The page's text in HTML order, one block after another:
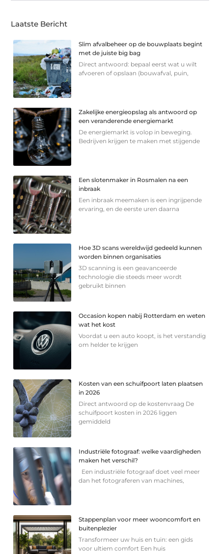
Laatste Bericht
Slim afvalbeheer op de bouwplaats begint
met de juiste big bag
Direct antwoord: bepaal eerst wat u wilt
afvoeren of opslaan (bouwafval, puin,
Zakelijke energieopslag als antwoord op
een veranderende energiemarkt
De energiemarkt is volop in beweging.
Bedrijven krijgen te maken met stijgende
Een slotenmaker in Rosmalen na een
inbraak
Een inbraak meemaken is een ingrijpende
ervaring, en de eerste uren daarna
Hoe 3D scans wereldwijd gedeeld kunnen
worden binnen organisaties
3D scanning is een geavanceerde
technologie die steeds meer wordt
gebruikt binnen
Occasion kopen nabij Rotterdam en weten
wat het kost
Voordat u een auto koopt, is het verstandig
om helder te krijgen
Kosten van een schuifpoort laten plaatsen
in 2026
Direct antwoord op de kostenvraag De
schuifpoort kosten in 2026 liggen
gemiddeld
Industriële fotograaf: welke vaardigheden
maken het verschil?
Een industriële fotograaf doet veel meer
dan het fotograferen van machines,
Stappenplan voor meer wooncomfort en
buitenplezier
Transformeer uw huis en tuin: een gids
voor ultiem comfort Een huis